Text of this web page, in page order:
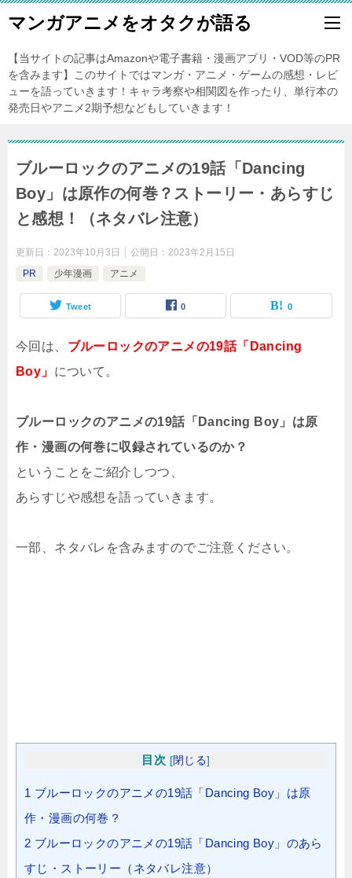
マンガアニメをオタクが語る
【当サイトの記事はAmazonや電子書籍・漫画アプリ・VOD等のPR
を含みます】このサイトではマンガ・アニメ・ゲームの感想・レビ
ューを語っていきます！キャラ考察や相関図を作ったり、単行本の
発売日やアニメ2期予想などもしていきます！
ブルーロックのアニメの19話「Dancing
Boy」は原作の何巻？ストーリー・あらすじ
と感想！（ネタバレ注意）
更新日： 2023年10月3日 公開日： 2023年2月15日
PR
少年漫画 アニメ
Tweet 0 0
今回は、 ブルーロックのアニメの19話「Dancing
Boy」 について。
ブルーロックのアニメの19話「Dancing Boy」は原
作・漫画の何巻に収録されているのか？
ということをご紹介しつつ、
あらすじや感想を語っていきます。
一部、ネタバレを含みますのでご注意ください。
目次 [閉じる]
1 ブルーロックのアニメの19話「Dancing Boy」は原
作・漫画の何巻？
2 ブルーロックのアニメの19話「Dancing Boy」のあら
すじ・ストーリー（ネタバレ注意）